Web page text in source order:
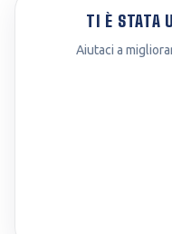
TI È STATA
Aiutaci a